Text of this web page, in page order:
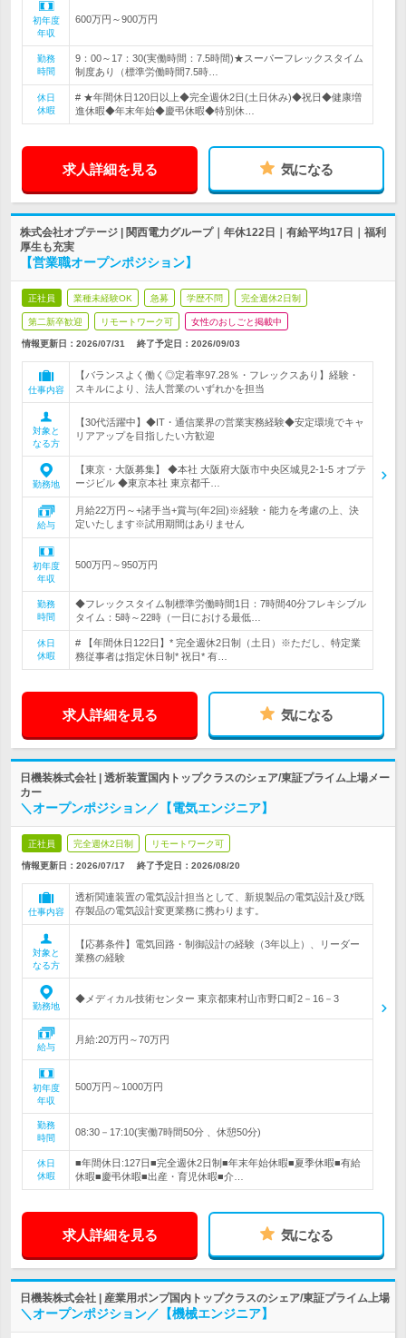
初年度
年収
600万円～900万円
勤務
時間
9：00～17：30(実働時間：7.5時間)★スーパーフレックスタイム
制度あり（標準労働時間7.5時…
休日
休暇
# ★年間休日120日以上◆完全週休2日(土日休み)◆祝日◆健康増
進休暇◆年末年始◆慶弔休暇◆特別休…
求人詳細を見る 気になる
株式会社オプテージ | 関西電力グループ｜年休122日｜有給平均17日｜福利
厚生も充実
【営業職オープンポジション】
正社員 業種未経験OK 急募 学歴不問 完全週休2日制
第二新卒歓迎 リモートワーク可 女性のおしごと掲載中
情報更新日：2026/07/31 終了予定日： 2026/09/03
仕事内容
【バランスよく働く◎定着率97.28％・フレックスあり】経験・
スキルにより、法人営業のいずれかを担当
対象と
なる方
【30代活躍中】◆IT・通信業界の営業実務経験◆安定環境でキャ
リアアップを目指したい方歓迎
勤務地
【東京・大阪募集】 ◆本社 大阪府大阪市中央区城見2-1-5 オプテ
ージビル ◆東京本社 東京都千…
給与
月給22万円～+諸手当+賞与(年2回)※経験・能力を考慮の上、決
定いたします※試用期間はありません
初年度
年収
500万円～950万円
勤務
時間
◆フレックスタイム制標準労働時間1日：7時間40分フレキシブル
タイム：5時～22時（一日における最低…
休日
休暇
# 【年間休日122日】* 完全週休2日制（土日）※ただし、特定業
務従事者は指定休日制* 祝日* 有…
求人詳細を見る 気になる
日機装株式会社 | 透析装置国内トップクラスのシェア/東証プライム上場メー
カー
＼オープンポジション／【電気エンジニア】
正社員 完全週休2日制 リモートワーク可
情報更新日：2026/07/17 終了予定日： 2026/08/20
仕事内容
透析関連装置の電気設計担当として、新規製品の電気設計及び既
存製品の電気設計変更業務に携わります。
対象と
なる方
【応募条件】電気回路・制御設計の経験（3年以上）、リーダー
業務の経験
勤務地
◆メディカル技術センター 東京都東村山市野口町2－16－3
給与
月給:20万円～70万円
初年度
年収
500万円～1000万円
勤務
時間
08:30－17:10(実働7時間50分 、休憩50分)
休日
休暇
■年間休日:127日■完全週休2日制■年末年始休暇■夏季休暇■有給
休暇■慶弔休暇■出産・育児休暇■介…
求人詳細を見る 気になる
日機装株式会社 | 産業用ポンプ国内トップクラスのシェア/東証プライム上場
＼オープンポジション／【機械エンジニア】